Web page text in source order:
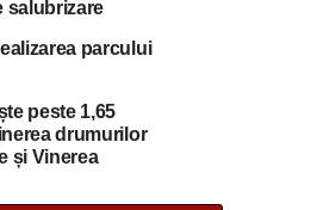
salubrizare
parcului
peste 1,65
drumurilor
și Vinerea